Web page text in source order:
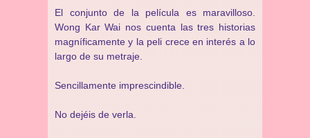
El conjunto de la película es maravilloso.
Wong Kar Wai nos cuenta las tres historias
magníficamente y la peli crece en interés a lo
largo de su metraje.
Sencillamente imprescindible.
No dejéis de verla.